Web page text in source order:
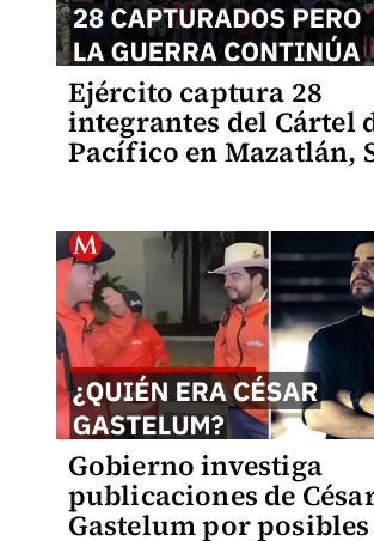
Ejército captura 28
integrantes del Cártel
Pacífico en Mazatlán,
Gobierno investiga
publicaciones de
Gastelum por posibles